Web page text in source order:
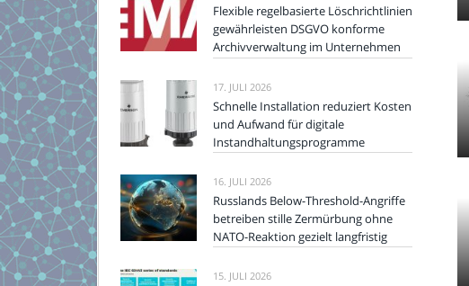
Flexible regelbasierte Löschrichtlinien
gewährleisten DSGVO konforme
Archivverwaltung im Unternehmen
17. JULI 2026
Schnelle Installation reduziert Kosten
und Aufwand für digitale
Instandhaltungsprogramme
16. JULI 2026
Russlands Below-Threshold-Angriffe
betreiben stille Zermürbung ohne
NATO-Reaktion gezielt langfristig
15. JULI 2026